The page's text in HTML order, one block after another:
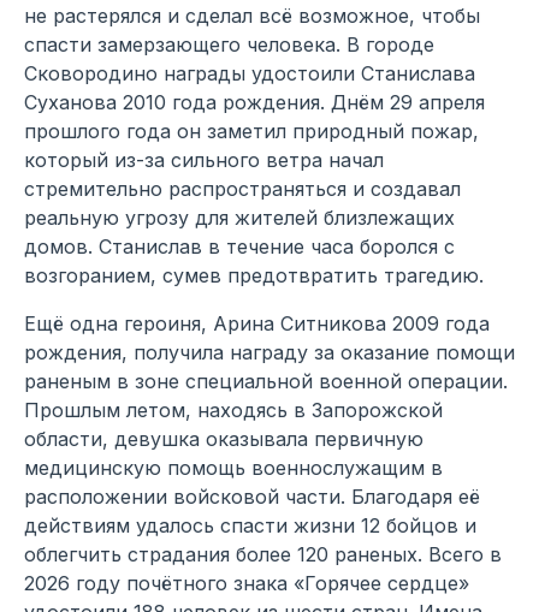
не растерялся и сделал всё возможное, чтобы
спасти замерзающего человека. В городе
Сковородино награды удостоили Станислава
Суханова 2010 года рождения. Днём 29 апреля
прошлого года он заметил природный пожар,
который из-за сильного ветра начал
стремительно распространяться и создавал
реальную угрозу для жителей близлежащих
домов. Станислав в течение часа боролся с
возгоранием, сумев предотвратить трагедию.
Ещё одна героиня, Арина Ситникова 2009 года
рождения, получила награду за оказание помощи
раненым в зоне специальной военной операции.
Прошлым летом, находясь в Запорожской
области, девушка оказывала первичную
медицинскую помощь военнослужащим в
расположении войсковой части. Благодаря её
действиям удалось спасти жизни 12 бойцов и
облегчить страдания более 120 раненых. Всего в
2026 году почётного знака «Горячее сердце»